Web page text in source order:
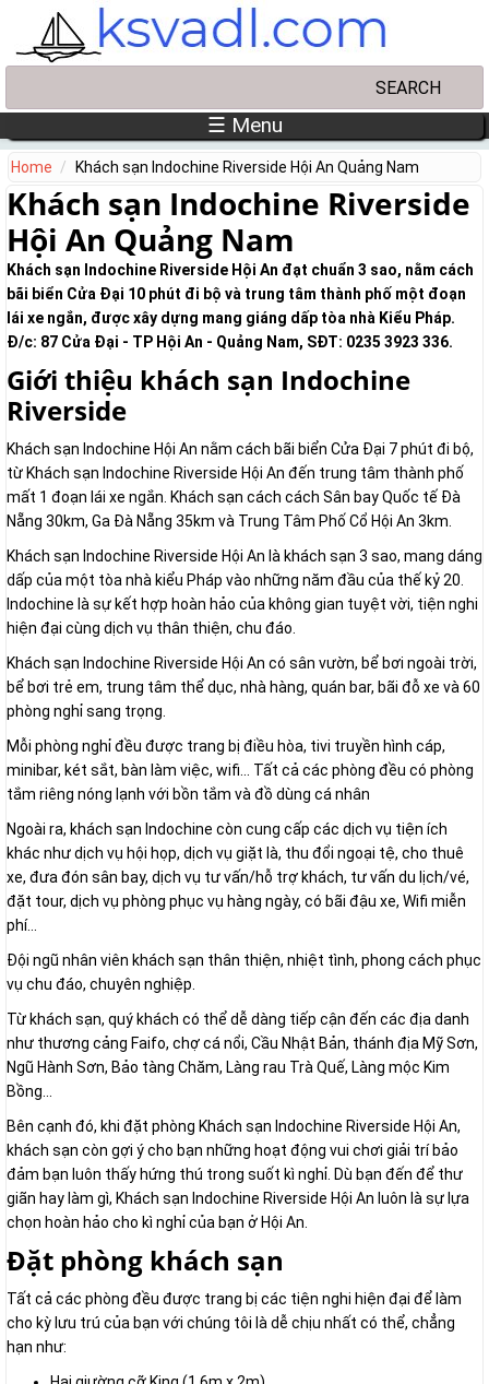
Skip to main content
☰ Menu
Home Khách sạn Indochine Riverside Hội An Quảng Nam
Khách sạn Indochine Riverside
Hội An Quảng Nam
Khách sạn Indochine Riverside Hội An đạt chuẩn 3 sao, nằm cách
bãi biển Cửa Đại 10 phút đi bộ và trung tâm thành phố một đoạn
lái xe ngắn, được xây dựng mang giáng dấp tòa nhà Kiểu Pháp.
Đ/c: 87 Cửa Đại - TP Hội An - Quảng Nam, SĐT: 0235 3923 336.
Giới thiệu khách sạn Indochine
Riverside
Khách sạn Indochine Hội An nằm cách bãi biển Cửa Đại 7 phút đi bộ,
từ Khách sạn Indochine Riverside Hội An đến trung tâm thành phố
mất 1 đoạn lái xe ngắn. Khách sạn cách cách Sân bay Quốc tế Đà
Nẵng 30km, Ga Đà Nẵng 35km và Trung Tâm Phố Cổ Hội An 3km.
Khách sạn Indochine Riverside Hội An là khách sạn 3 sao, mang dáng
dấp của một tòa nhà kiểu Pháp vào những năm đầu của thế kỷ 20.
Indochine là sự kết hợp hoàn hảo của không gian tuyệt vời, tiện nghi
hiện đại cùng dịch vụ thân thiện, chu đáo.
Khách sạn Indochine Riverside Hội An có sân vườn, bể bơi ngoài trời,
bể bơi trẻ em, trung tâm thể dục, nhà hàng, quán bar, bãi đỗ xe và 60
phòng nghỉ sang trọng.
Mỗi phòng nghỉ đều được trang bị điều hòa, tivi truyền hình cáp,
minibar, két sắt, bàn làm việc, wifi... Tất cả các phòng đều có phòng
tắm riêng nóng lạnh với bồn tắm và đồ dùng cá nhân
Ngoài ra, khách sạn Indochine còn cung cấp các dịch vụ tiện ích
khác như dịch vụ hội họp, dịch vụ giặt là, thu đổi ngoại tệ, cho thuê
xe, đưa đón sân bay, dịch vụ tư vấn/hỗ trợ khách, tư vấn du lịch/vé,
đặt tour, dịch vụ phòng phục vụ hàng ngày, có bãi đậu xe, Wifi miễn
phí...
Đội ngũ nhân viên khách sạn thân thiện, nhiệt tình, phong cách phục
vụ chu đáo, chuyên nghiệp.
Từ khách sạn, quý khách có thể dễ dàng tiếp cận đến các địa danh
như thương cảng Faifo, chợ cá nổi, Cầu Nhật Bản, thánh địa Mỹ Sơn,
Ngũ Hành Sơn, Bảo tàng Chăm, Làng rau Trà Quế, Làng mộc Kim
Bồng...
Bên cạnh đó, khi đặt phòng Khách sạn Indochine Riverside Hội An,
khách sạn còn gợi ý cho bạn những hoạt động vui chơi giải trí bảo
đảm bạn luôn thấy hứng thú trong suốt kì nghỉ. Dù bạn đến để thư
giãn hay làm gì, Khách sạn Indochine Riverside Hội An luôn là sự lựa
chọn hoàn hảo cho kì nghỉ của bạn ở Hội An.
Đặt phòng khách sạn
Tất cả các phòng đều được trang bị các tiện nghi hiện đại để làm
cho kỳ lưu trú của bạn với chúng tôi là dễ chịu nhất có thể, chẳng
hạn như: